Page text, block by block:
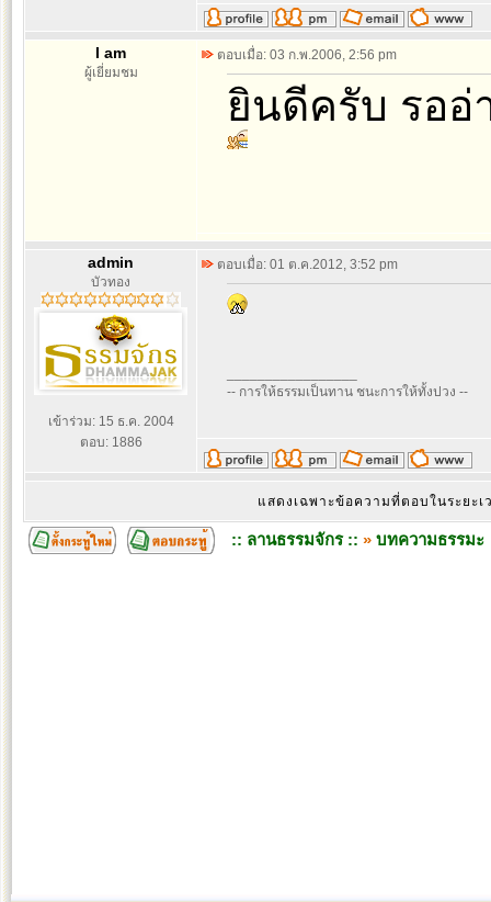
I am
ผู้เยี่ยมชม
ตอบเมื่อ: 03 ก.พ.2006, 2:56 pm
ยินดีครับ รอ
admin
บัวทอง
เข้าร่วม: 15 ธ.ค. 2004
ตอบ: 1886
ตอบเมื่อ: 01 ต.ค.2012, 3:52 pm
-- การให้ธรรมเป็นทาน ชนะการให้ทั้งปวง --
แสดงเฉพาะข้อความที่ตอบในระยะ
:: ลานธรรมจักร :: » บทความธรรมะ